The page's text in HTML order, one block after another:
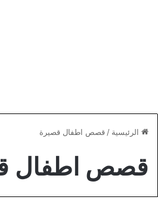
الرئيسية / قصص اطفال قصيرة
قصص اطفال